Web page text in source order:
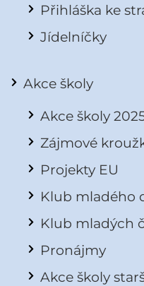
Přihláška ke
Jídelníčky
Akce školy
Akce školy
Zájmové
Projekty EU
Klub mladého
Klub mladých
Pronájmy
Akce školy